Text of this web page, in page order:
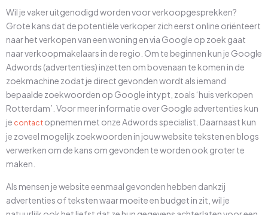
Wil je vaker uitgenodigd worden voor verkoopgesprekken?
Grote kans dat de potentiële verkoper zich eerst online oriënteert
naar het verkopen van een woning en via Google op zoek gaat
naar verkoopmakelaars in de regio. Om te beginnen kun je Google
Adwords (advertenties) inzetten om bovenaan te komen in de
zoekmachine zodat je direct gevonden wordt als iemand
bepaalde zoekwoorden op Google intypt, zoals ‘huis verkopen
Rotterdam’. Voor meer informatie over Google advertenties kun
je contact opnemen met onze Adwords specialist. Daarnaast kun
je zoveel mogelijk zoekwoorden in jouw website teksten en blogs
verwerken om de kans om gevonden te worden ook groter te
maken.
Als mensen je website eenmaal gevonden hebben dankzij
advertenties of teksten waar moeite en budget in zit, wil je